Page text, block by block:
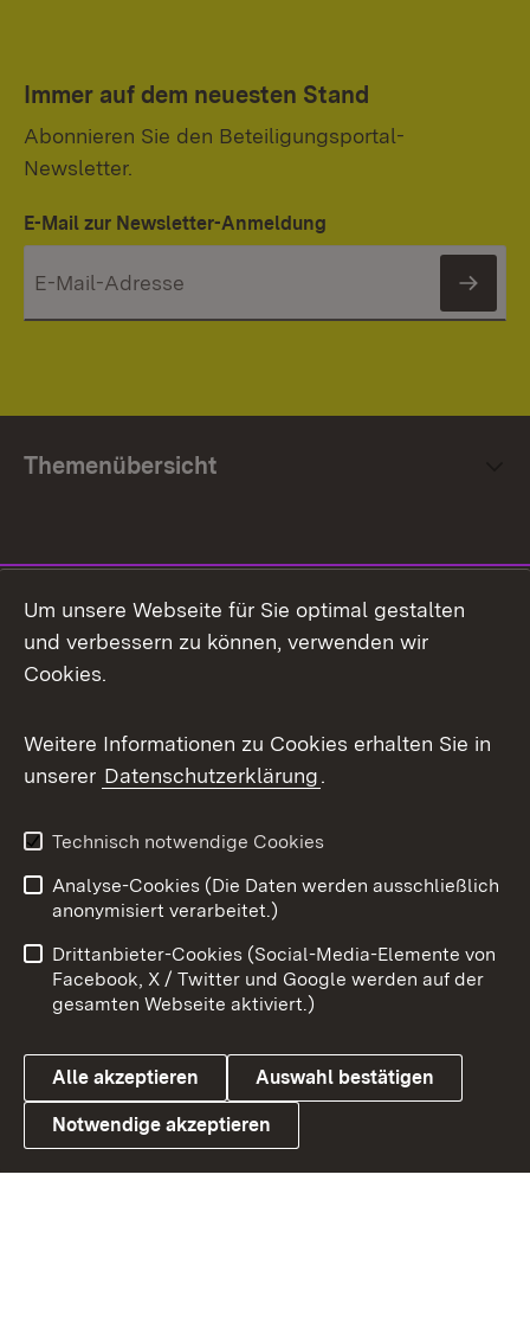
Immer auf dem neuesten Stand
Abonnieren Sie den Beteiligungsportal-
Newsletter.
E-Mail zur Newsletter-Anmeldung
Themenübersicht
Facebook
X / Twitter
Youtube
Link zum Landesportal
Impressum
Kontakt
Barrierefreiheit
Datenschutz
Cookies
Um unsere Webseite für Sie optimal gestalten
und verbessern zu können, verwenden wir
Cookies.
Weitere Informationen zu Cookies erhalten Sie in
unserer Datenschutzerklärung.
Technisch notwendige Cookies
Analyse-Cookies (Die Daten werden ausschließlich
anonymisiert verarbeitet.)
Drittanbieter-Cookies (Social-Media-Elemente von
Facebook, X / Twitter und Google werden auf der
gesamten Webseite aktiviert.)
Alle akzeptieren Auswahl bestätigen
Notwendige akzeptieren